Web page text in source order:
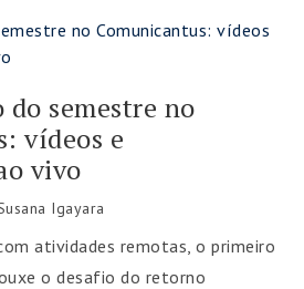
semestre no
vídeos e
vivo
Igayara
atividades remotas, o primeiro
o desafio do retorno